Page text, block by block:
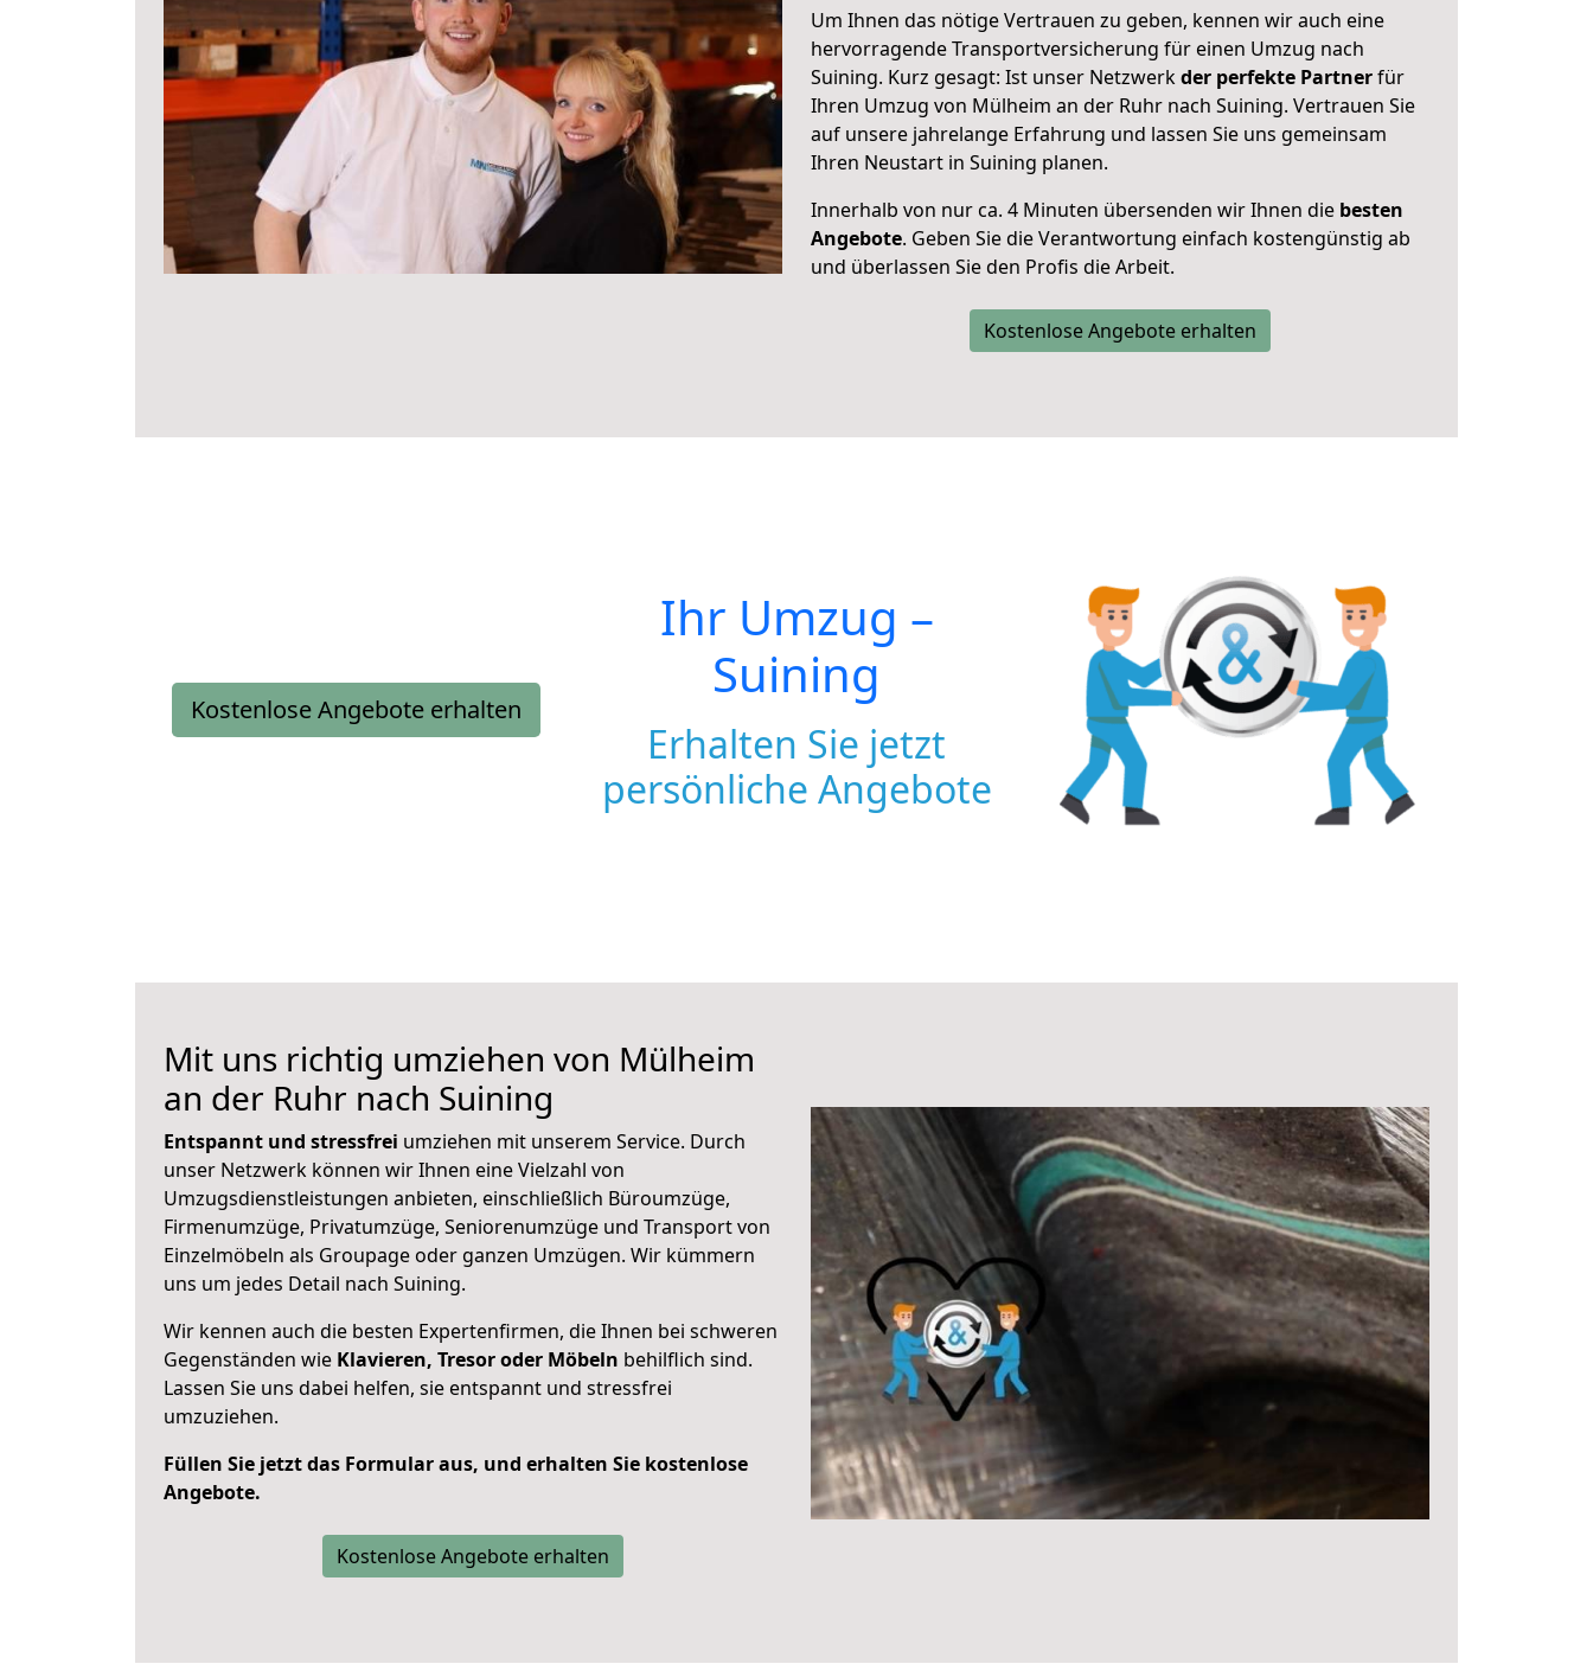
Um Ihnen das nötige Vertrauen zu geben, kennen wir auch eine
hervorragende Transportversicherung für einen Umzug nach
Suining. Kurz gesagt: Ist unser Netzwerkder perfekte Partnerfür
Ihren Umzug von Mülheim an der Ruhr nach Suining. Vertrauen Sie
auf unsere jahrelange Erfahrung und lassen Sie uns gemeinsam
Ihren Neustart in Suining planen.
Innerhalb von nur ca. 4 Minuten übersenden wir Ihnen die besten
Angebote. Geben Sie die Verantwortung einfach kostengünstig ab
und überlassen Sie den Profis die Arbeit.
Kostenlose Angebote erhalten
Kostenlose Angebote erhalten
Ihr Umzug –
Suining
Erhalten Sie jetzt
persönliche Angebote
Mit uns richtig umziehen von Mülheim
an der Ruhr nach Suining
Entspannt und stressfrei umziehen mit unserem Service. Durch
unser Netzwerk können wir Ihnen eine Vielzahl von
Umzugsdienstleistungen anbieten, einschließlich Büroumzüge,
Firmenumzüge, Privatumzüge, Seniorenumzüge und Transport von
Einzelmöbeln als Groupage oder ganzen Umzügen. Wir kümmern
uns um jedes Detail nach Suining.
Wir kennen auch die besten Expertenfirmen, die Ihnen bei schweren
Gegenständen wie Klavieren, Tresor oder Möbeln behilflich sind.
Lassen Sie uns dabei helfen, sie entspannt und stressfrei
umzuziehen.
Füllen Sie jetzt das Formular aus, und erhalten Sie kostenlose
Angebote.
Kostenlose Angebote erhalten